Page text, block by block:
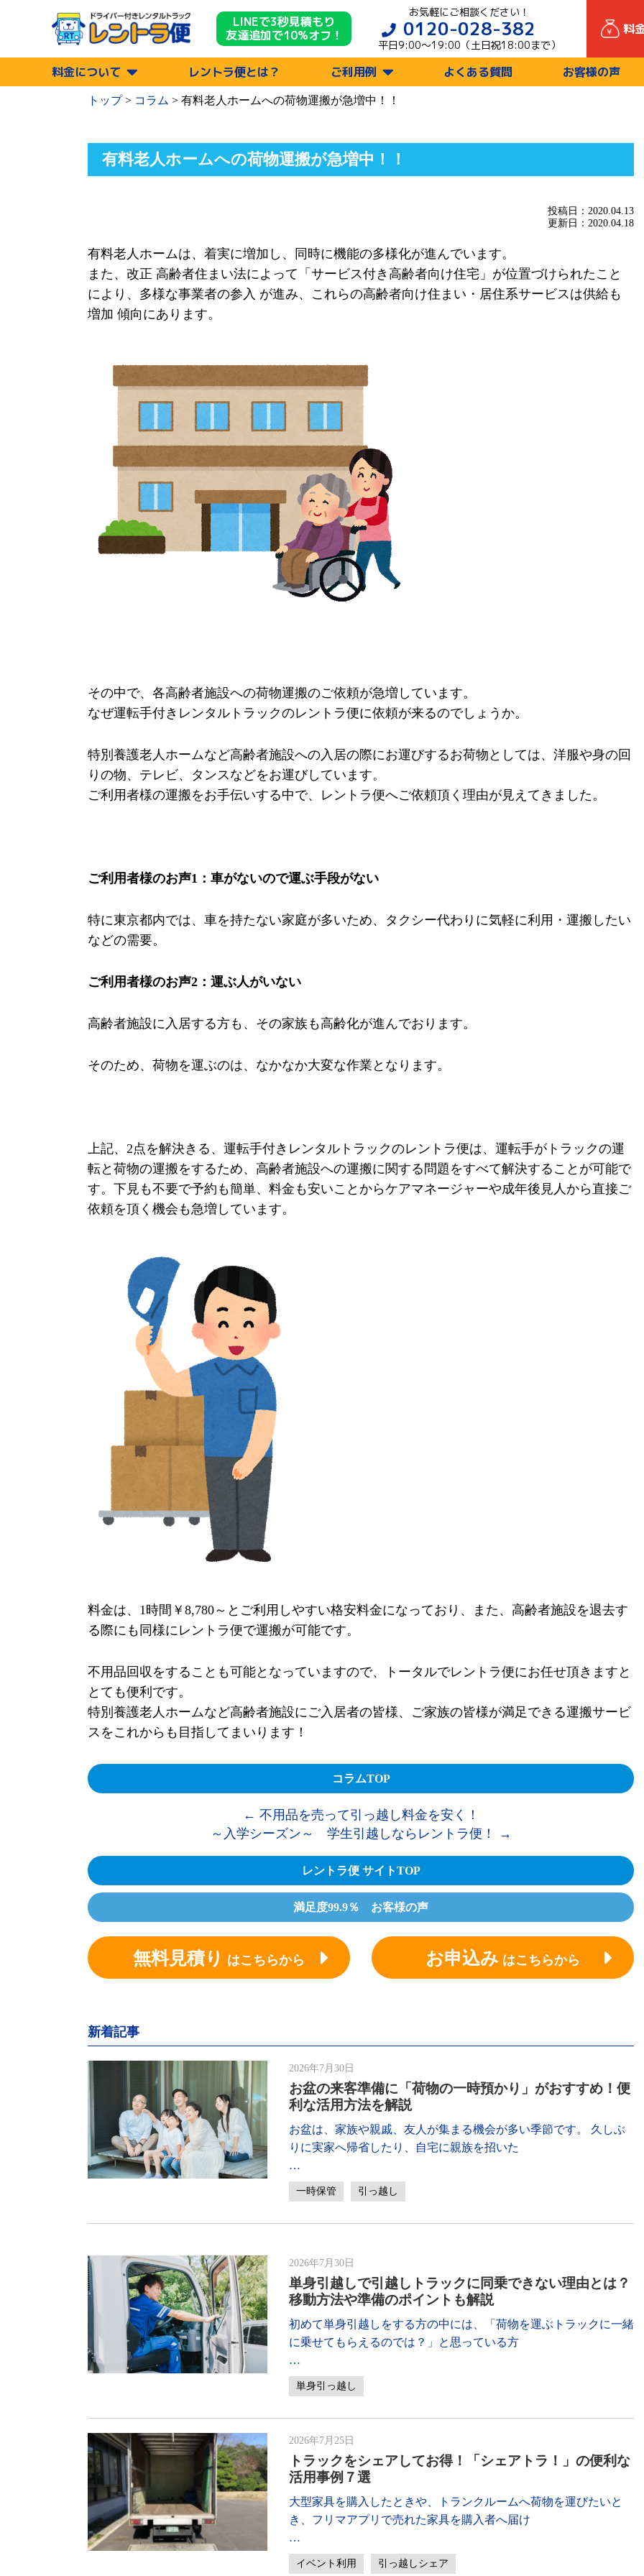
LINEで3秒見積もり
友達追加で10%オフ！
お気軽にご相談ください！
0120-028-382
平日9:00〜19:00（土日祝18:00まで）
料
料金について レントラ便とは？ ご利用例 よくある質問 お客様の声
トップ> コラム > 有料老人ホームへの荷物運搬が急増中！！
有料老人ホームへの荷物運搬が急増中！！
投稿日：2020.04.13
更新日：2020.04.18
有料老人ホームは、着実に増加し、同時に機能の多様化が進んでいます。
また、改正 高齢者住まい法によって「サービス付き高齢者向け住宅」が位置づけられたこと
により、多様な事業者の参入 が進み、これらの高齢者向け住まい・居住系サービスは供給も
増加 傾向にあります。
その中で、各高齢者施設への荷物運搬のご依頼が急増しています。
なぜ運転手付きレンタルトラックのレントラ便に依頼が来るのでしょうか。
特別養護老人ホームなど高齢者施設への入居の際にお運びするお荷物としては、洋服や身の回
りの物、テレビ、タンスなどをお運びしています。
ご利用者様の運搬をお手伝いする中で、レントラ便へご依頼頂く理由が見えてきました。
ご利用者様のお声1：車がないので運ぶ手段がない
特に東京都内では、車を持たない家庭が多いため、タクシー代わりに気軽に利用・運搬したい
などの需要。
ご利用者様のお声2：運ぶ人がいない
高齢者施設に入居する方も、その家族も高齢化が進んでおります。
そのため、荷物を運ぶのは、なかなか大変な作業となります。
上記、2点を解決きる、 運転手付きレンタルトラックのレントラ便は、 運転手がトラックの運
転と荷物の運搬をするため、高齢者施設への運搬に関する問題をすべて解決することが可能で
す。下見も不要で予約も簡単、 料金も安いことからケアマネージャーや成年後見人から直接ご
依頼を頂く機会も急増しています。
料金は、1時間￥8,780～とご利用しやすい格安料金になっており、また、高齢者施設を退去す
る際にも同様にレントラ便で運搬が可能です。
不用品回収をすることも可能となっていますので、トータルでレントラ便にお任せ頂きますと
とても便利です。
特別養護老人ホームなど高齢者施設にご入居者の皆様、ご家族の皆様が満足できる運搬サービ
スをこれからも目指してまいります！
コラムTOP
← 不用品を売って引っ越し料金を安く！
～入学シーズン～ 学生引越しならレントラ便！
→
レントラ便 サイトTOP
満足度99.9％ お客様の声
無料見積り はこちらから お申込み はこちらから
新着記事
2026年7月30日
お盆の来客準備に「荷物の一時預かり」がおすすめ！便
利な活用方法を解説
お盆は、家族や親戚、友人が集まる機会が多い季節です。 久しぶ
りに実家へ帰省したり、自宅に親族を招いた
…
一時保管 引っ越し
2026年7月30日
単身引越しで引越しトラックに同乗できない理由とは？
移動方法や準備のポイントも解説
初めて単身引越しをする方の中には、「荷物を運ぶトラックに一緒
に乗せてもらえるのでは？」と思っている方
…
単身引っ越し
2026年7月25日
トラックをシェアしてお得！「シェアトラ！」の便利な
活用事例７選
大型家具を購入したときや、トランクルームへ荷物を運びたいと
き、フリマアプリで売れた家具を購入者へ届け
…
イベント利用 引っ越しシェア